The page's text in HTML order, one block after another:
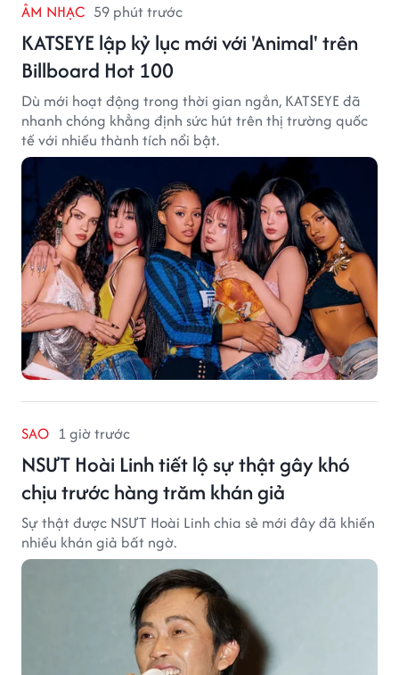
ÂM NHẠC 59 phút trước
KATSEYE lập kỷ lục mới với 'Animal' trên
Billboard Hot 100
Dù mới hoạt động trong thời gian ngắn, KATSEYE đã
nhanh chóng khẳng định sức hút trên thị trường quốc
tế với nhiều thành tích nổi bật.
SAO 1 giờ trước
NSƯT Hoài Linh tiết lộ sự thật gây khó
chịu trước hàng trăm khán giả
Sự thật được NSƯT Hoài Linh chia sẻ mới đây đã khiến
nhiều khán giả bất ngờ.